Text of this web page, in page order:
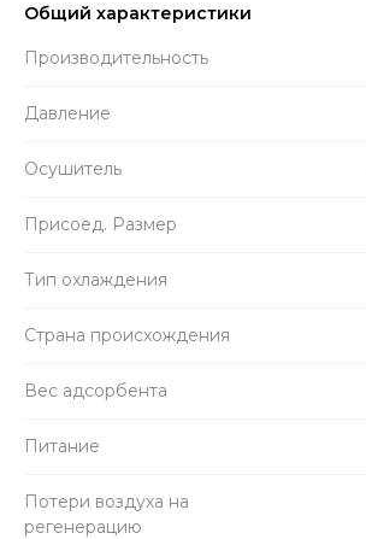
Общий характеристики
Производитель­ность
Давление
Осушитель
Присоед. Размер
Тип охлаждения
Страна происхождения
Вес адсорбента
Питание
Потери воздуха на
регенерацию